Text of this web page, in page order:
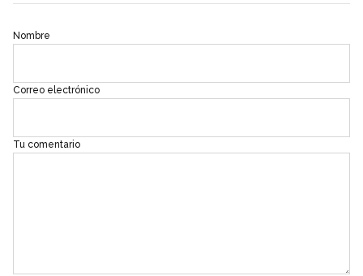
Nombre
Correo electrónico
Tu comentario